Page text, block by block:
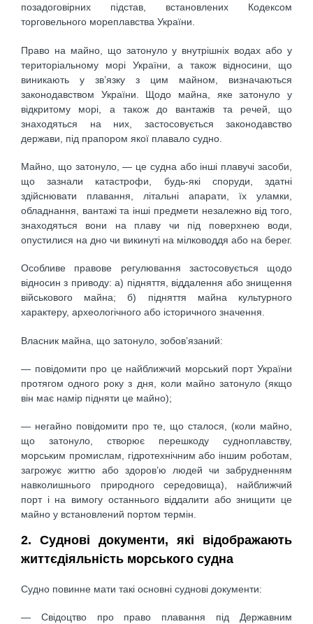
позадоговірних підстав, встановлених Кодексом
торговельного мореплавства України.
Право на майно, що затонуло у внутрішніх водах або у
територіальному морі України, а також відносини, що
виникають у зв’язку з цим майном, визначаються
законодавством України. Щодо майна, яке затонуло у
відкритому морі, а також до вантажів та речей, що
знаходяться на них, застосовується законодавство
держави, під прапором якої плавало судно.
Майно, що затонуло, — це судна або інші плавучі засоби,
що зазнали катастрофи, будь-які споруди, здатні
здійснювати плавання, літальні апарати, їх уламки,
обладнання, вантажі та інші предмети незалежно від того,
знаходяться вони на плаву чи під поверхнею води,
опустилися на дно чи викинуті на мілководдя або на берег.
Особливе правове регулювання застосовується щодо
відносин з приводу: а) підняття, віддалення або знищення
військового майна; б) підняття майна культурного
характеру, археологічного або історичного значення.
Власник майна, що затонуло, зобов’язаний:
— повідомити про це найближчий морський порт України
протягом одного року з дня, коли майно затонуло (якщо
він має намір підняти це майно);
— негайно повідомити про те, що сталося, (коли майно,
що затонуло, створює перешкоду судноплавству,
морським промислам, гідротехнічним або іншим роботам,
загрожує життю або здоров’ю людей чи забрудненням
навколишнього природного середовища), найближчий
порт і на вимогу останнього віддалити або знищити це
майно у встановлений портом термін.
2. Суднові документи, які відображають
життєдіяльність морського судна
Судно повинне мати такі основні суднові документи:
— Свідоцтво про право плавання під Державним